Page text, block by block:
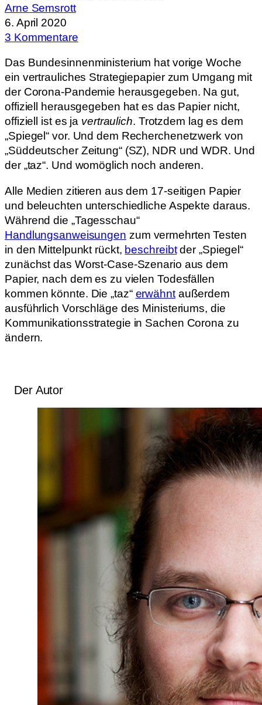
Arne Semsrott
6. April 2020
3 Kommentare
Das Bundesinnenministerium hat vorige Woche
ein vertrauliches Strategiepapier zum Umgang mit
der Corona-Pandemie herausgegeben. Na gut,
offiziell herausgegeben hat es das Papier nicht,
offiziell ist es ja vertraulich. Trotzdem lag es dem
„Spiegel“ vor. Und dem Recherchenetzwerk von
„Süddeutscher Zeitung“ (SZ), NDR und WDR. Und
der „taz“. Und womöglich noch anderen.
Alle Medien zitieren aus dem 17-seitigen Papier
und beleuchten unterschiedliche Aspekte daraus.
Während die „Tagesschau“
Handlungsanweisungen zum vermehrten Testen
in den Mittelpunkt rückt, beschreibtder „Spiegel“
zunächst das Worst-Case-Szenario aus dem
Papier, nach dem es zu vielen Todesfällen
kommen könnte. Die „taz“ erwähntaußerdem
ausführlich Vorschläge des Ministeriums, die
Kommunikationsstrategie in Sachen Corona zu
ändern.
Der Autor